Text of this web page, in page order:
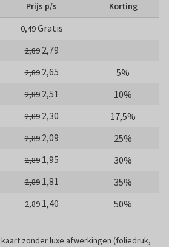
Prijs p/s Korting
0,49Gratis
2,89 2,79
2,89 2,65
5%
2,89 2,51
10%
2,89 2,30
17,5%
2,89 2,09
25%
2,89 1,95
30%
2,89 1,81
35%
2,89 1,40 50%
zonder luxe afwerkingen (foliedruk,